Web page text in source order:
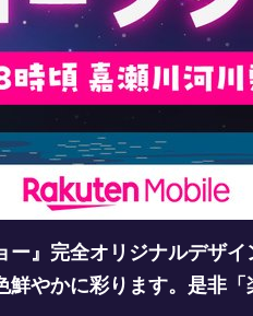
ー』完全オリジナルデザ
やかに彩ります。是非